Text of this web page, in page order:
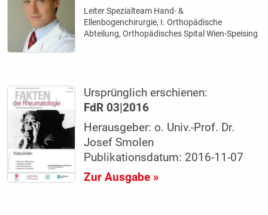
Leiter Spezialteam Hand- &
Ellenbogenchirurgie, I. Ortho­pädische
Abteilung, Orthopädisches Spital Wien-Speising
Ursprünglich erschienen:
FdR 03|2016
Herausgeber: o. Univ.-Prof. Dr.
Josef Smolen
Publikationsdatum: 2016-11-07
Zur Ausgabe »